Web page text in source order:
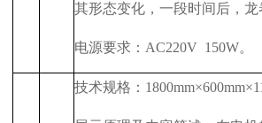
其形态变化，一段时间后，龙
电源要求： AC220V 150W。
技术规格： 1800mm×600mm×